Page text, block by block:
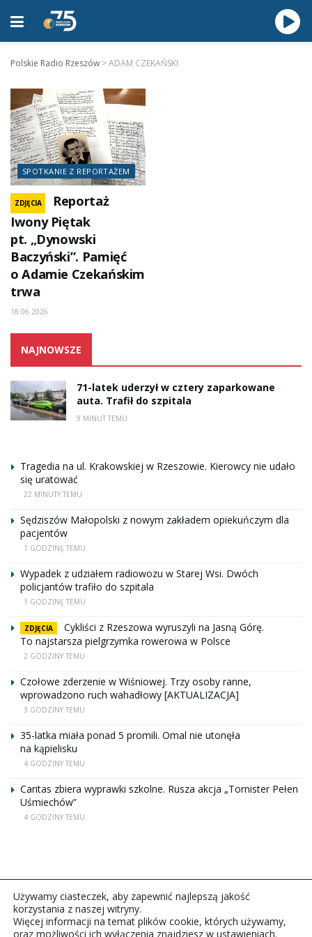
Polskie Radio Rzeszów >ADAM CZEKAŃSKI
SPOTKANIE Z REPORTAŻEM
ZDJĘCIA
Reportaż
Iwony Piętak
pt. „Dynowski
Baczyński”. Pamięć
o Adamie Czekańskim
trwa
18.06.2026
NAJNOWSZE
71-latek uderzył w cztery zaparkowane
auta. Trafił do szpitala
9 MINUT TEMU
Tragedia na ul. Krakowskiej w Rzeszowie. Kierowcy nie udało
się uratować
22 MINUTY TEMU
Sędziszów Małopolski z nowym zakładem opiekuńczym dla
pacjentów
1 GODZINĘ TEMU
Wypadek z udziałem radiowozu w Starej Wsi. Dwóch
policjantów trafiło do szpitala
1 GODZINĘ TEMU
ZDJĘCIA
Cykliści z Rzeszowa wyruszyli na Jasną Górę.
To najstarsza pielgrzymka rowerowa w Polsce
2 GODZINY TEMU
Czołowe zderzenie w Wiśniowej. Trzy osoby ranne,
wprowadzono ruch wahadłowy [AKTUALIZACJA]
3 GODZINY TEMU
35-latka miała ponad 5 promili. Omal nie utonęła
na kąpielisku
4 GODZINY TEMU
Caritas zbiera wyprawki szkolne. Rusza akcja „Tornister Pełen
Uśmiechów”
4 GODZINY TEMU
Używamy ciasteczek, aby zapewnić najlepszą jakość
korzystania z naszej witryny.
Więcej informacji na temat plików cookie, których używamy,
oraz możliwości ich wyłączenia znajdziesz w ustawieniach.